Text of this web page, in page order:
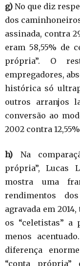
g) No que diz
dos
assinada, contra
eram 58,55% de
própria”. O
empregadores,
histórica só
outros arranjos
conversão ao
2002 contra
h) Na
própria”, Lucas
mostra uma
rendimentos
agravada em
os “celetistas” a
menos
diferença
“conta